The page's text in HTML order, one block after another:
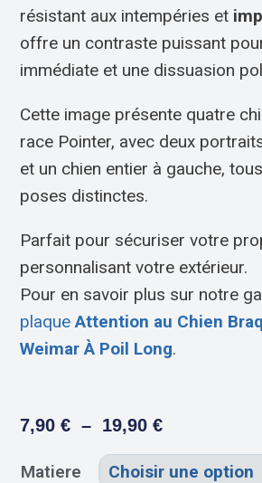
résistant aux intempéries et
offre un contraste puissant
immédiate et une dissuasion
Cette image présente quatre
race Pointer, avec deux
et un chien entier à gauche,
poses distinctes.
Parfait pour sécuriser votre
personnalisant votre extérieur.
Pour en savoir plus sur notre
plaqueAttention au Chien
Weimar À Poil Long.
7,90€ – 19,90€
Matiere